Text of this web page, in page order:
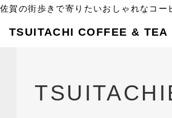
佐賀の街歩きで寄りたいおしゃれなコー
TSUITACHI COFFEE & TEA